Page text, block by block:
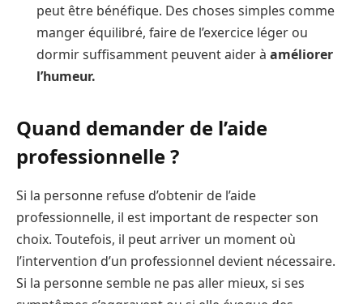
peut être bénéfique. Des choses simples comme
manger équilibré, faire de l’exercice léger ou
dormir suffisamment peuvent aider à améliorer
l’humeur.
Quand demander de l’aide
professionnelle ?
Si la personne refuse d’obtenir de l’aide
professionnelle, il est important de respecter son
choix. Toutefois, il peut arriver un moment où
l’intervention d’un professionnel devient nécessaire.
Si la personne semble ne pas aller mieux, si ses